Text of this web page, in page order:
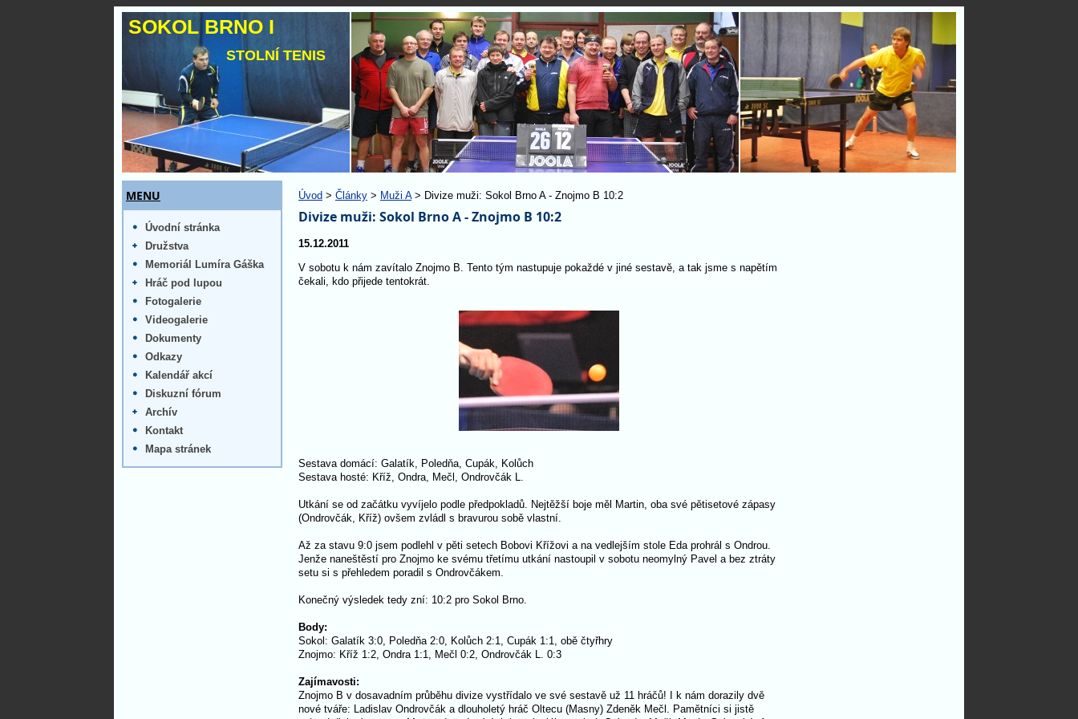
Úvod > Články > Muži A> Divize muži: Sokol Brno A - Znojmo B 10:2
Divize muži: Sokol Brno A - Znojmo B 10:2
15.12.2011
V sobotu k nám zavítalo Znojmo B. Tento tým nastupuje pokaždé v jiné sestavě, a tak jsme s napětím
čekali, kdo přijede tentokrát.
Sestava domácí: Galatík, Poledňa, Cupák, Kolůch
Sestava hosté: Kříž, Ondra, Mečl, Ondrovčák L.
Utkání se od začátku vyvíjelo podle předpokladů. Nejtěžší boje měl Martin, oba své pětisetové zápasy
(Ondrovčák, Kříž) ovšem zvládl s bravurou sobě vlastní.
Až za stavu 9:0 jsem podlehl v pěti setech Bobovi Křížovi a na vedlejším stole Eda prohrál s Ondrou.
Jenže naneštěstí pro Znojmo ke svému třetímu utkání nastoupil v sobotu neomylný Pavel a bez ztráty
setu si s přehledem poradil s Ondrovčákem.
Konečný výsledek tedy zní: 10:2 pro Sokol Brno.
Body:
Sokol: Galatík 3:0, Poledňa 2:0, Kolůch 2:1, Cupák 1:1, obě čtyřhry
Znojmo: Kříž 1:2, Ondra 1:1, Mečl 0:2, Ondrovčák L. 0:3
Zajímavosti:
Znojmo B v dosavadním průběhu divize vystřídalo ve své sestavě už 11 hráčů! I k nám dorazily dvě
nové tváře: Ladislav Ondrovčák a dlouholetý hráč Oltecu (Masny) Zdeněk Mečl. Pamětníci si jistě
MENU
Úvodní stránka
Družstva
Memoriál Lumíra Gáška
Hráč pod lupou
Fotogalerie
Videogalerie
Dokumenty
Odkazy
Kalendář akcí
Diskuzní fórum
Archív
Kontakt
Mapa stránek
SOKOL BRNO I
STOLNÍ TENIS